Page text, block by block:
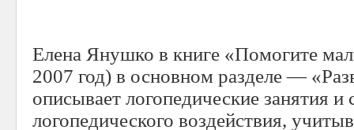
Елена Янушко в книге «Помогите
2007 год) в основном разделе —
описывает логопедические занятия
логопедического воздействия,